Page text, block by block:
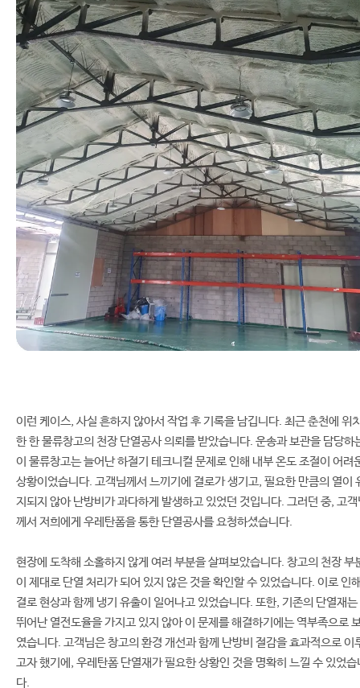
이런 케이스, 사실 흔하지 않아서 작업 후 기록을 남깁니다. 최근 춘천에 위
한 한 물류창고의 천장 단열공사 의뢰를 받았습니다. 운송과 보관을 담당하
이 물류창고는 늘어난 하절기 테크니컬 문제로 인해 내부 온도 조절이 어려
상황이었습니다. 고객님께서 느끼기에 결로가 생기고, 필요한 만큼의 열이
지되지 않아 난방비가 과다하게 발생하고 있었던 것입니다. 그러던 중, 고객
께서 저희에게 우레탄폼을 통한 단열공사를 요청하셨습니다.
현장에 도착해 소홀하지 않게 여러 부분을 살펴보았습니다. 창고의 천장 부
이 제대로 단열 처리가 되어 있지 않은 것을 확인할 수 있었습니다. 이로 인
결로 현상과 함께 냉기 유출이 일어나고 있었습니다. 또한, 기존의 단열재는
뛰어난 열전도율을 가지고 있지 않아 이 문제를 해결하기에는 역부족으로
였습니다. 고객님은 창고의 환경 개선과 함께 난방비 절감을 효과적으로 이
고자 했기에, 우레탄폼 단열재가 필요한 상황인 것을 명확히 느낄 수 있었습
다.